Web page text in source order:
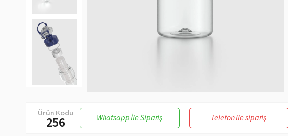
Ürün Kodu
256 Whatsapp İle Sipariş Telefon ile sipariş